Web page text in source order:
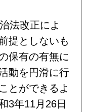
法改正によ
提としないも
保有の有無に
動を円滑に行
とができるよ
3年11月26日